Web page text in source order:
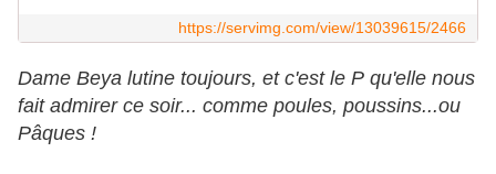
https://servimg.com/view/13039615/2466
Dame Beya lutine toujours, et c'est le P qu'elle nous
fait admirer ce soir... comme poules, poussins...ou
Pâques !